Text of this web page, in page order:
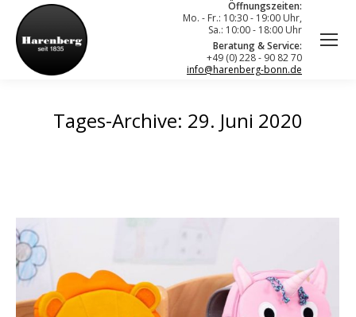
Öffnungszeiten:
Mo. - Fr.: 10:30 - 19:00 Uhr,
Sa.: 10:00 - 18:00 Uhr
Beratung & Service:
+49 (0) 228 - 90 82 70
info@harenberg-bonn.de
Tages-Archive: 29. Juni 2020